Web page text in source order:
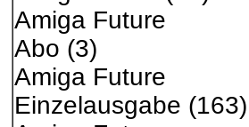
Amiga Future
Abo (3)
Amiga Future
Einzelausgabe (163)